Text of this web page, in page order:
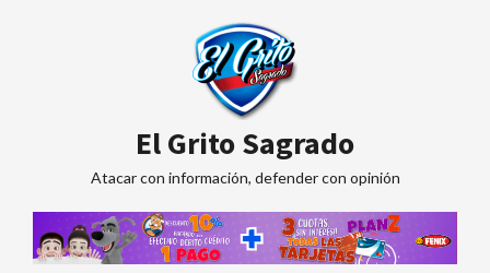
El Grito Sagrado
Atacar con información, defender con opinión